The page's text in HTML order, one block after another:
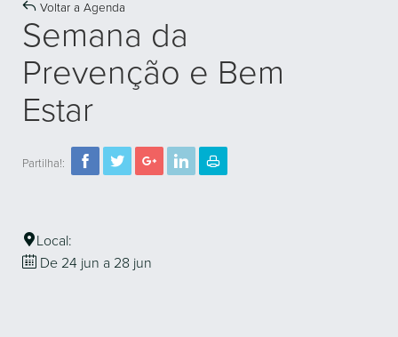
Voltar a Agenda
Semana da
Prevenção e Bem
Estar
Partilha!:
Local:
De 24 jun a 28 jun